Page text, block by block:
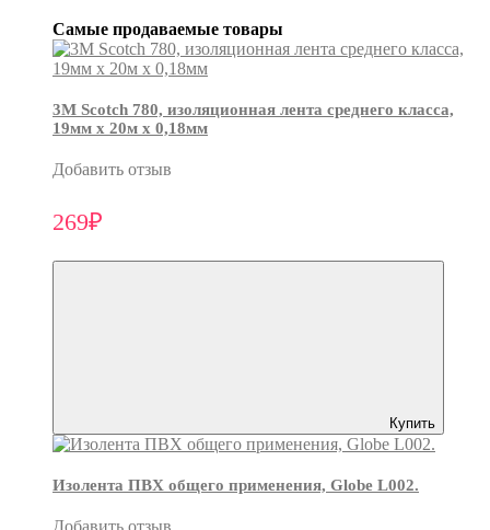
Самые продаваемые товары
3М Scotch 780, изоляционная лента среднего класса,
19мм х 20м х 0,18мм
Добавить отзыв
269₽
Купить
Изолента ПВХ общего применения, Globe L002.
Добавить отзыв